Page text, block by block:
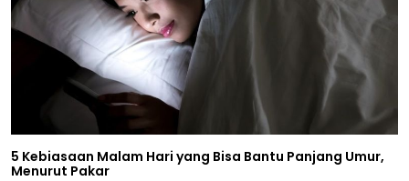
5 Kebiasaan Malam Hari yang Bisa Bantu Panjang Umur,
Menurut Pakar